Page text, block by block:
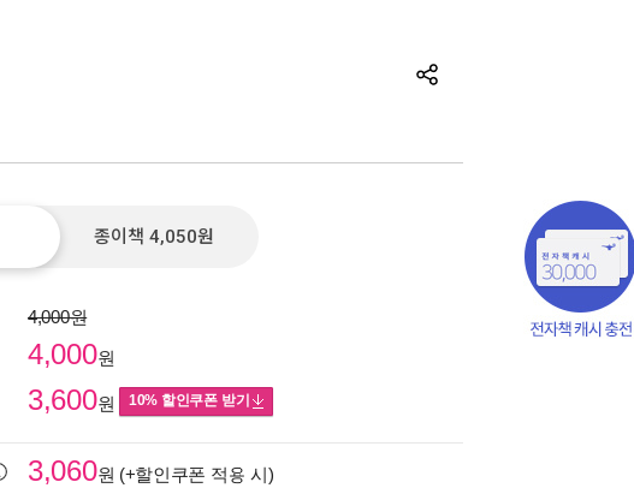
종이책 4,050원
4,000원
4,000원
3,600원 10% 할인쿠폰 받기
3,060원 (+할인쿠폰 적용 시)